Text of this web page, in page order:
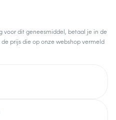
voor dit geneesmiddel, betaal je in de
prijs die op onze webshop vermeld